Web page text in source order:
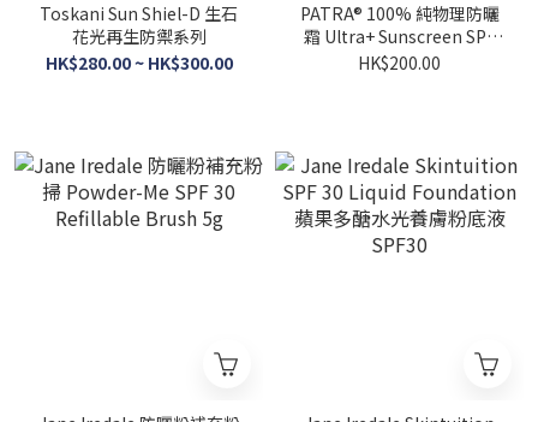
Toskani Sun Shiel-D 生石
花光再生防禦系列
HK$280.00 ~ HK$300.00
PATRA® 100% 純物理防曬
霜 Ultra+ Sunscreen SPF
50+ PA++++ 50ml
HK$200.00